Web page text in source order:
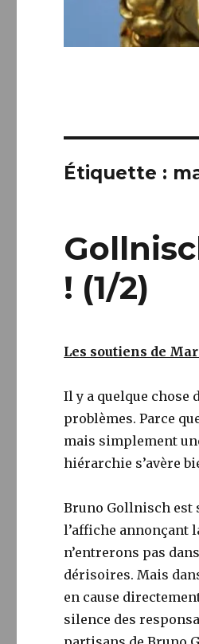
Étiquette :
! (1/2)
Les soutiens de
Il y a quelque chose
problèmes. Parce
mais simplement
hiérarchie s’avère
Bruno Gollnisch est
l’affiche annonçant
n’entrerons pas
dérisoires. Mais
en cause
silence des